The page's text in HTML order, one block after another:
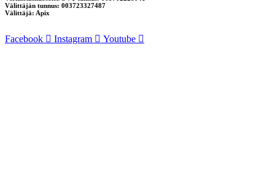
Välittäjän tunnus: 003723327487
Välittäjä: Apix
Facebook Instagram Youtube